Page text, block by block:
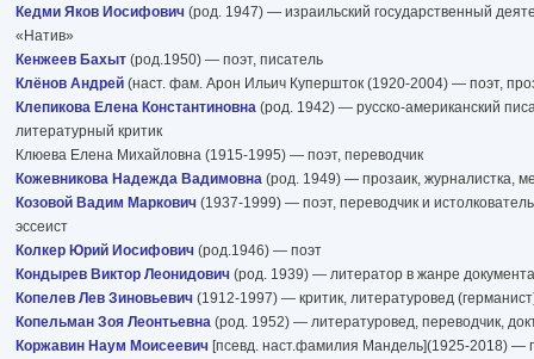
Кедми Яков Иосифович (род. 1947) — израильский государственный
«Натив»
Кенжеев Бахыт (род.1950) — поэт, писатель
Клёнов Андрей (наст. фам. Арон Ильич Купершток (1920-2004) — поэт,
Клепикова Елена Константиновна (род. 1942) — русско-американский
литературный критик
Клюева Елена Михайловна (1915-1995) — поэт, переводчик
Кожевникова Надежда Вадимовна (род. 1949) — прозаик, журналистка,
Козовой Вадим Маркович (1937-1999) — поэт, переводчик и
эссеист
Колкер Юрий Иосифович (род.1946) — поэт
Кондырев Виктор Леонидович (род. 1939) — литератор в жанре
Копелев Лев Зиновьевич (1912-1997) — критик, литературовед
Копельман Зоя Леонтьевна (род. 1952) — литературовед, переводчик,
Коржавин Наум Моисеевич [псевд. наст.фамилия Мандель](1925-2018) —